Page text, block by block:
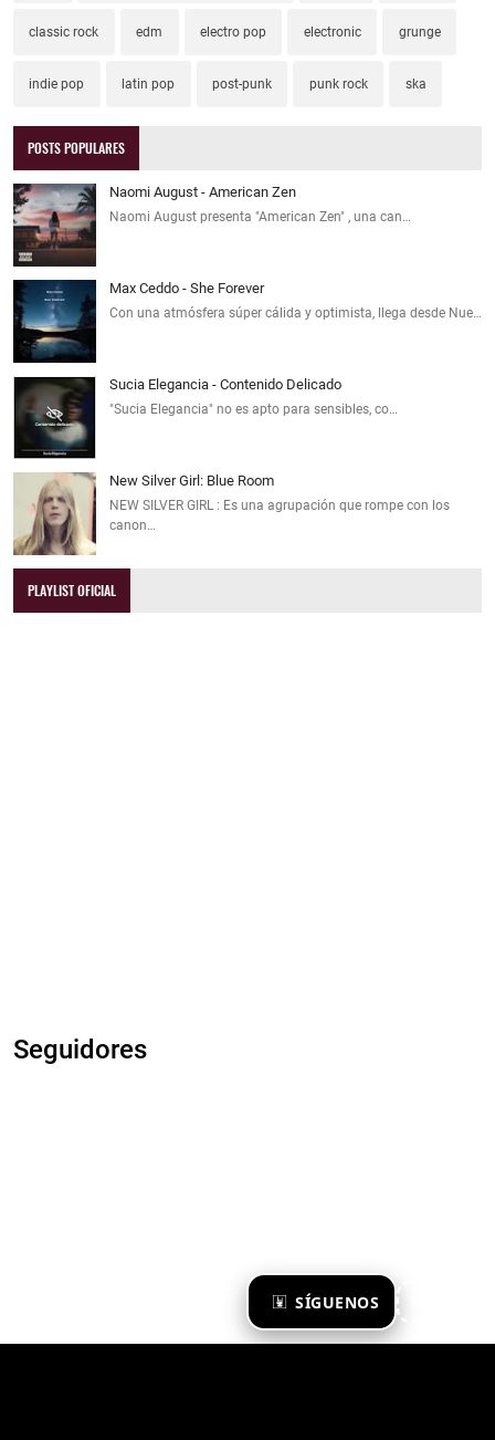
SÍGUENOS
classic rock edm electro pop electronic grunge
indie pop latin pop post-punk punk rock ska
POSTS POPULARES
Naomi August - American Zen
Naomi August presenta "American Zen" , una can…
Max Ceddo - She Forever
Con una atmósfera súper cálida y optimista, llega desde Nue…
Sucia Elegancia - Contenido Delicado
"Sucia Elegancia" no es apto para sensibles, co…
New Silver Girl: Blue Room
NEW SILVER GIRL : Es una agrupación que rompe con los
canon…
PLAYLIST OFICIAL
Seguidores